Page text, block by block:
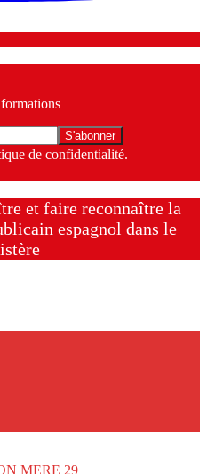
de confidentialité.
et faire reconnaître la
espagnol dans le
MERE 29